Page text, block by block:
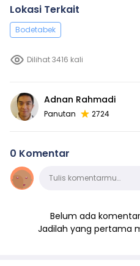
Lokasi Terkait
Bodetabek
Dilihat 3416 kali
Adnan Rahmadi
Panutan 2724
0 Komentar
KomentarTulis komentarmu…
Belum ada
Jadilah yang pertama